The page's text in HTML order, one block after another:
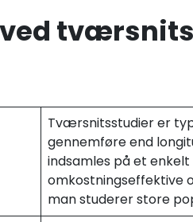
ved
Tværsnitsstudier er
gennemføre end
indsamles på et
omkostningseffektive
man studerer store